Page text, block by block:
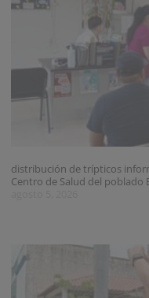
distribución de trípticos
Centro de Salud del poblado